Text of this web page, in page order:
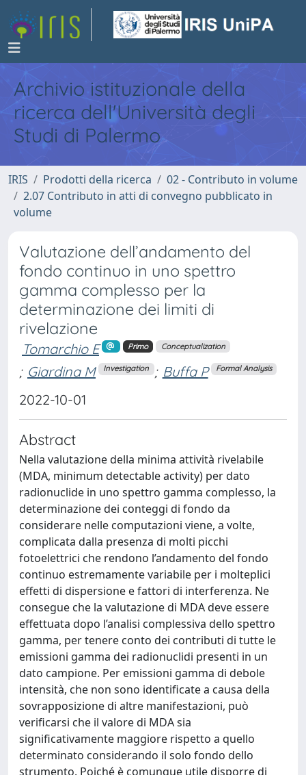
Archivio istituzionale della
ricerca dell'Università degli
Studi di Palermo
IRIS Prodotti della ricerca
02 - Contributo in volume
2.07 Contributo in atti di convegno pubblicato in
volume
Valutazione dell’andamento del
fondo continuo in uno spettro
gamma complesso per la
determinazione dei limiti di
rivelazione
Tomarchio E Primo Conceptualization
; Giardina M Investigation ; Buffa P Formal Analysis
2022-10-01
Abstract
Nella valutazione della minima attività rivelabile
(MDA, minimum detectable activity) per dato
radionuclide in uno spettro gamma complesso, la
determinazione dei conteggi di fondo da
considerare nelle computazioni viene, a volte,
complicata dalla presenza di molti picchi
fotoelettrici che rendono l’andamento del fondo
continuo estremamente variabile per i molteplici
effetti di dispersione e fattori di interferenza. Ne
consegue che la valutazione di MDA deve essere
effettuata dopo l’analisi complessiva dello spettro
gamma, per tenere conto dei contributi di tutte le
emissioni gamma dei radionuclidi presenti in un
dato campione. Per emissioni gamma di debole
intensità, che non sono identificate a causa della
sovrapposizione di altre manifestazioni, può
verificarsi che il valore di MDA sia
significativamente maggiore rispetto a quello
determinato considerando il solo fondo dello
strumento. Poiché è comunque utile disporre di